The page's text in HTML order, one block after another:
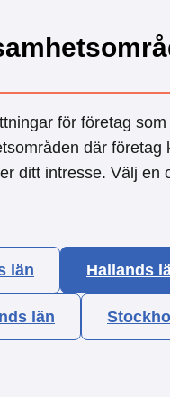
för företag
där
ditt intresse. Välj
län Hallands
län